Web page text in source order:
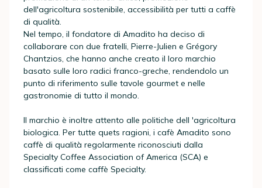
dell'agricoltura sostenibile, accessibilità per tutti a caffè
di qualità.
Nel tempo, il fondatore di Amadito ha deciso di
collaborare con due fratelli, Pierre-Julien e Grégory
Chantzios, che hanno anche creato il loro marchio
basato sulle loro radici franco-greche, rendendolo un
punto di riferimento sulle tavole gourmet e nelle
gastronomie di tutto il mondo.
Il marchio è inoltre attento alle politiche dell 'agricoltura
biologica. Per tutte quets ragioni, i cafè Amadito sono
caffè di qualità regolarmente riconosciuti dalla
Specialty Coffee Association of America (SCA) e
classificati come caffè Specialty.